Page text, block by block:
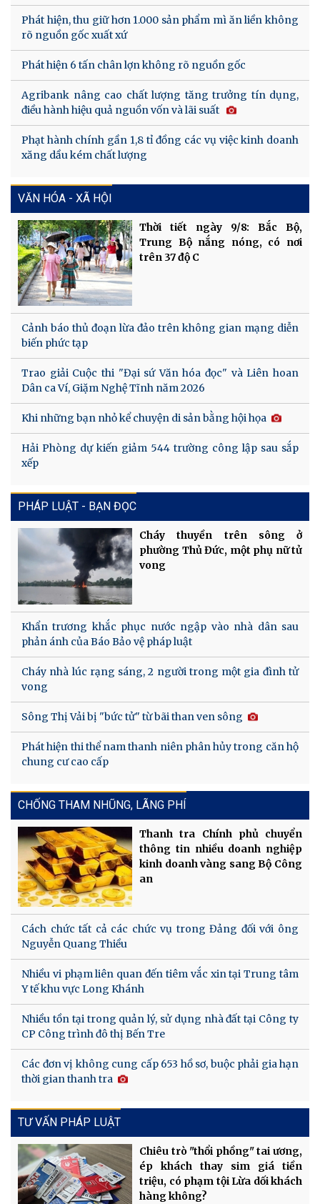
Phát hiện, thu giữ hơn 1.000 sản phẩm mì ăn liền không
rõ nguồn gốc xuất xứ
Phát hiện 6 tấn chân lợn không rõ nguồn gốc
Agribank nâng cao chất lượng tăng trưởng tín dụng,
điều hành hiệu quả nguồn vốn và lãi suất
Phạt hành chính gần 1,8 tỉ đồng các vụ việc kinh doanh
xăng dầu kém chất lượng
VĂN HÓA - XÃ HỘI
Thời tiết ngày 9/8: Bắc Bộ,
Trung Bộ nắng nóng, có nơi
trên 37 độ C
Cảnh báo thủ đoạn lừa đảo trên không gian mạng diễn
biến phức tạp
Trao giải Cuộc thi "Đại sứ Văn hóa đọc" và Liên hoan
Dân ca Ví, Giặm Nghệ Tĩnh năm 2026
Khi những bạn nhỏ kể chuyện di sản bằng hội họa
Hải Phòng dự kiến giảm 544 trường công lập sau sắp
xếp
PHÁP LUẬT - BẠN ĐỌC
Cháy thuyền trên sông ở
phường Thủ Đức, một phụ nữ tử
vong
Khẩn trương khắc phục nước ngập vào nhà dân sau
phản ánh của Báo Bảo vệ pháp luật
Cháy nhà lúc rạng sáng, 2 người trong một gia đình tử
vong
Sông Thị Vải bị "bức tử" từ bãi than ven sông
Phát hiện thi thể nam thanh niên phân hủy trong căn hộ
chung cư cao cấp
CHỐNG THAM NHŨNG, LÃNG PHÍ
Thanh tra Chính phủ chuyển
thông tin nhiều doanh nghiệp
kinh doanh vàng sang Bộ Công
an
Cách chức tất cả các chức vụ trong Đảng đối với ông
Nguyễn Quang Thiều
Nhiều vi phạm liên quan đến tiêm vắc xin tại Trung tâm
Y tế khu vực Long Khánh
Nhiều tồn tại trong quản lý, sử dụng nhà đất tại Công ty
CP Công trình đô thị Bến Tre
Các đơn vị không cung cấp 653 hồ sơ, buộc phải gia hạn
thời gian thanh tra
TƯ VẤN PHÁP LUẬT
Chiêu trò "thổi phồng" tai ương,
ép khách thay sim giá tiền
triệu, có phạm tội Lừa dối khách
hàng không?